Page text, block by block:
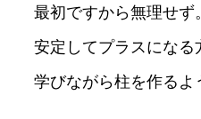
最初ですから無理せず。
安定してプラスになる
学びながら柱を作るよ